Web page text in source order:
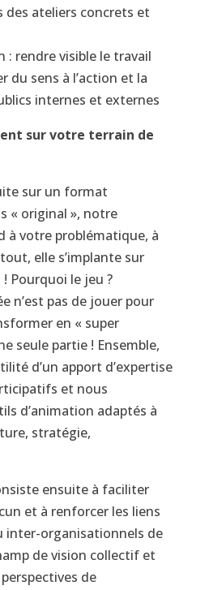
des ateliers concrets et
: rendre visible le travail
du sens à l’action et la
internes et externes
sur votre terrain de
sur un format
« original », notre
à votre problématique, à
elle s’implante sur
Pourquoi le jeu ?
n’est pas de jouer pour
en « super
seule partie ! Ensemble,
d’un apport d’expertise
et nous
d’animation adaptés à
stratégie,
ensuite à faciliter
et à renforcer les liens
inter-organisationnels de
de vision collectif et
de